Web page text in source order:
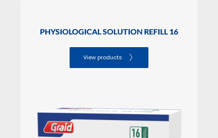
PHYSIOLOGICAL SOLUTION REFILL 16
View products